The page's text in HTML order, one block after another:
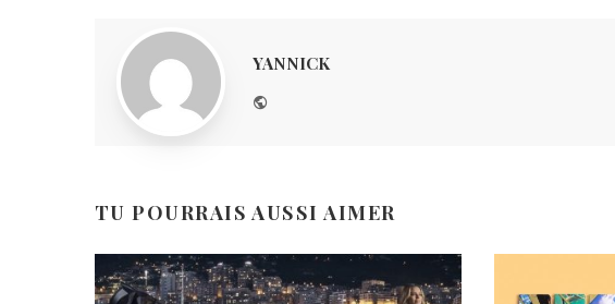
YANNICK
TU POURRAIS AUSSI AIMER